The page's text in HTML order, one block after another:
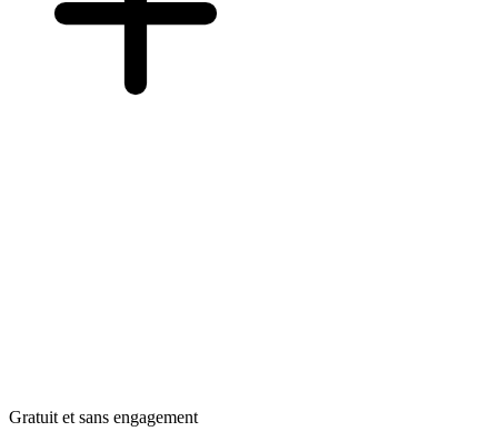
Gratuit et sans engagement